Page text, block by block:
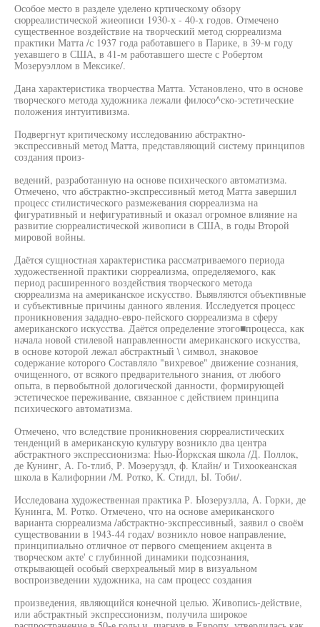
Особое место в разделе уделено кртическому обзору
сюрреалистической жиеописи 1930-х - 40-х годов. Отмечено
существенное воздействие на творческий метод сюрреализма
практики Матта /с 1937 года работавшего в Парике, в 39-м году
уехавшего в США, в 41-м работавшего шесте с Робертом
Мозеруэллом в Мексике/.
Дана характеристика творчества Матта. Установлено, что в основе
творческого метода художника лежали филосо^ско-эстетические
положения интуитивизма.
Подвергнут критическому исследованию абстрактно-
экспрессивный метод Матта, представляющий систему принципов
создания произ-
ведений, разработанную на основе психического автоматизма.
Отмечено, что абстрактно-экспрессивный метод Матта завершил
процесс стилистического размежевания сюрреализма на
фигуративный и нефигуративный и оказал огромное влияние на
развитие сюрреалистической живописи в США, в годы Второй
мировой войны.
Даётся сущностная характеристика рассматриваемого периода
художественной практики сюрреализма, определяемого, как
период расширенного воздействия творческого метода
сюрреализма на американское искусство. Выявляются объективные
и субъективные причины данного явления. Исследуется процесс
проникновения зададно-евро-пейского сюрреализма в сферу
американского искусства. Даётся определение этого■процесса, как
начала новой стилевой направленности американского искусства,
в основе которой лежал абстрактный \ символ, знаковое
содержание которого Составляло "вихревое" движение сознания,
очищенного, от всякого предварительного знания, от любого
опыта, в первобытной дологической данности, формирующей
эстетическое переживание, связанное с действием принципа
психического автоматизма.
Отмечено, что вследствие проникновения сюрреалистических
тенденций в американскую культуру возникло два центра
абстрактного экспрессионизма: Нью-Йоркская школа /Д. Поллок,
де Кунинг, А. Го-тлиб, Р. Моэеруэдл, ф. Клайн/ и Тихоокеанская
школа в Калифорнии /М. Ротко, К. Стидл, Ы. Тоби/.
Исследована художественная практика Р. Ыозерузлла, А. Горки, де
Кунинга, М. Ротко. Отмечено, что на основе американского
варианта сюрреализма /абстрактно-экспрессивный, заявил о своём
существовании в 1943-44 годах/ возникло новое направление,
принципиально отличное от первого смещением акцента в
творческом акте' с глубинной динамики подсознания,
открывающей особый сверхреальный мир в визуальном
воспроизведении художника, на сам процесс создания
произведения, являющийся конечной целью. Живопись-действие,
или абстрактный экспрессионизм, получила широкое